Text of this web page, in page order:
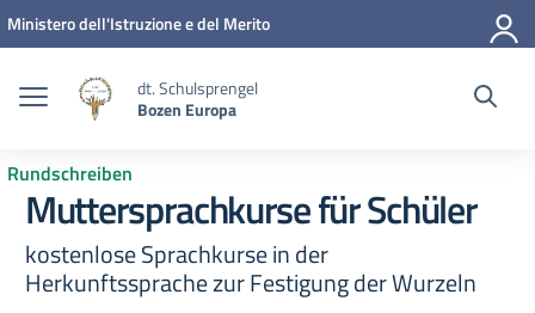
Zum Inhalt springen
Zum Navigationsmenü springen
Zur Fußzeile springen
Ministero dell'Istruzione e del Merito
dt. Schulsprengel
Bozen Europa
Rundschreiben
Muttersprachkurse für Schüler
kostenlose Sprachkurse in der
Herkunftssprache zur Festigung der Wurzeln